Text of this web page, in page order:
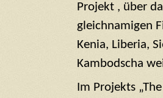
Projekt , über
gleichnamigen
Kenia, Liberia,
Kambodscha
Im Projekts